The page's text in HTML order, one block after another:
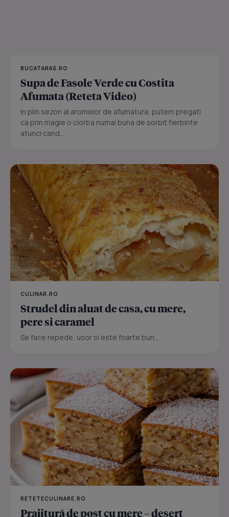
BUCATARAS.RO
Supa de Fasole Verde cu Costita
Afumata (Reteta Video)
In plin sezon al aromelor de afumatura, putem pregati
ca prin magie o ciorba numai buna de sorbit fierbinte
atunci cand...
CULINAR.RO
Strudel din aluat de casa, cu mere,
pere si caramel
Se face repede, usor si este foarte bun...
RETETECULINARE.RO
Prajitură de post cu mere – desert